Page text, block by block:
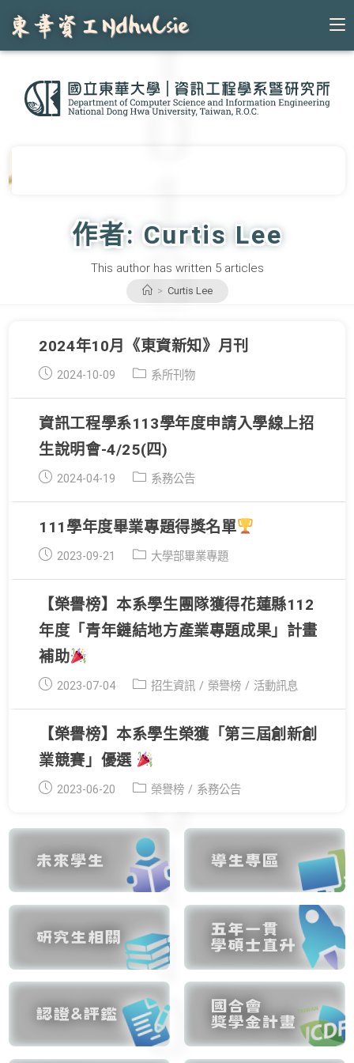
content
作者: Curtis Lee
This author has written 5 articles
> Curtis Lee
2024年10月《東資新知》月刊
Post
2024-10-09 Post
系所刊物
資訊工程學系113學年度申請入學線上招
生說明會-4/25(四)
Post
2024-04-19 Post
系務公告
111學年度畢業專題得獎名單
Post
2023-09-21
Post
大學部畢業專題
【榮譽榜】本系學生團隊獲得花蓮縣112
年度「青年鏈結地方產業專題成果」計畫
補助
Post
2023-07-04Post
招生資訊 / 榮譽榜 / 活動訊息
【榮譽榜】本系學生榮獲「第三屆創新創
業競賽」優選
Post
2023-06-20 Post
榮譽榜 / 系務公告